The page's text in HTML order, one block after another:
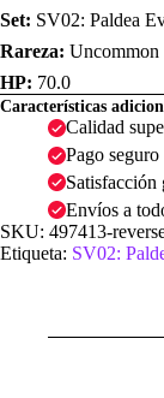
Set: SV02: Paldea
Rareza: Uncommon
HP: 70.0
Características
Calidad
Pago seguro
Satisfacción
Envíos a
SKU: 497413-
Etiqueta: SV02: